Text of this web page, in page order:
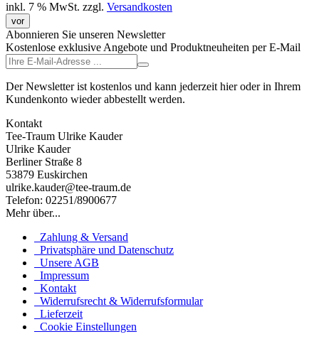
inkl. 7 % MwSt. zzgl. Versandkosten
vor
Abonnieren Sie unseren Newsletter
Kostenlose exklusive Angebote und Produktneuheiten per E-Mail
Der Newsletter ist kostenlos und kann jederzeit hier oder in Ihrem
Kundenkonto wieder abbestellt werden.
Kontakt
Tee-Traum Ulrike Kauder
Ulrike Kauder
Berliner Straße 8
53879 Euskirchen
ulrike.kauder@tee-traum.de
Telefon: 02251/8900677
Mehr über...
Zahlung & Versand
Privatsphäre und Datenschutz
Unsere AGB
Impressum
Kontakt
Widerrufsrecht & Widerrufsformular
Lieferzeit
Cookie Einstellungen